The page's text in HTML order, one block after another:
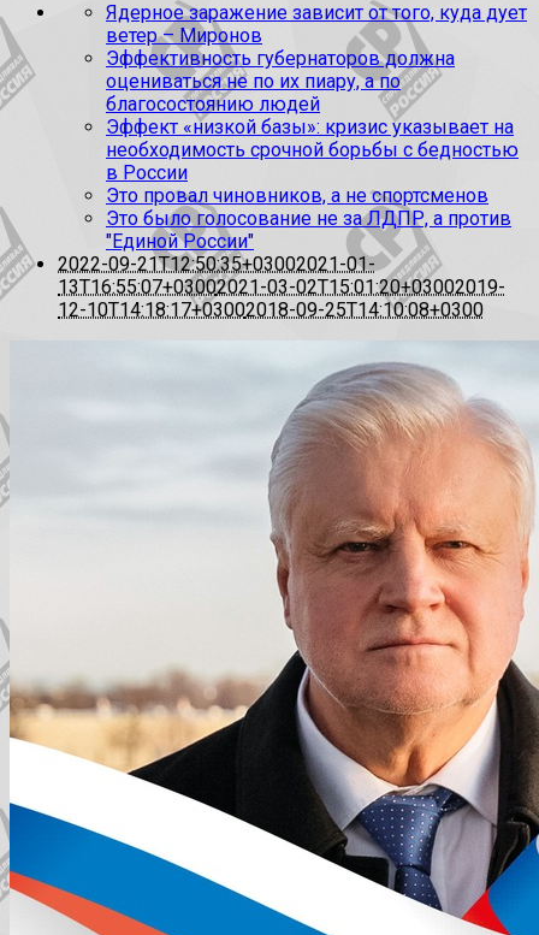
Ядерное заражение зависит от того, куда дует
ветер – Миронов
Эффективность губернаторов должна
оцениваться не по их пиару, а по
благосостоянию людей
Эффект «низкой базы»: кризис указывает на
необходимость срочной борьбы с бедностью
в России
Это провал чиновников, а не спортсменов
Это было голосование не за ЛДПР, а против
"Единой России"
2022-09-21T12:50:35+03002021-01-
13T16:55:07+03002021-03-02T15:01:20+03002019-
12-10T14:18:17+03002018-09-25T14:10:08+0300